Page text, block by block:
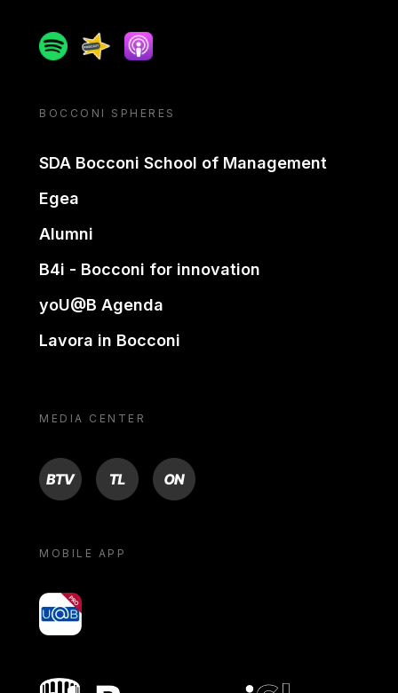
SpotifySpreakerApple podcast
BOCCONI SPHERES
SDA Bocconi School of Management
Egea
Alumni
B4i - Bocconi for innovation
yoU@B Agenda
Lavora in Bocconi
MEDIA CENTER
BTV TL ON
MOBILE APP
yoU@B
Bocconi shop